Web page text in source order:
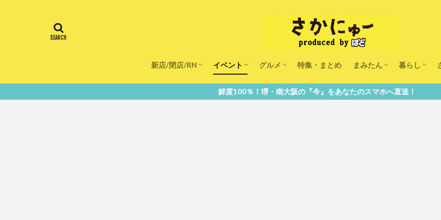
新店/閉店/RN イベント
キッズ
グルメ
ランチ
カフェ
特集・まとめ まみたん
まみたんイベント・おで
習い事・キャンペーン
幼稚園・こども園・保育
暮らし
医療
美容・健康
大人の習い
キッズ
子供の教育
子供の習い
おしごと
鮮度100％！堺・南大阪の『今』をあなたのスマホへ直送！